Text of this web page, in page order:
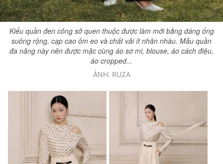
Kiểu quần đen công sở quen thuộc được làm mới bằng dáng ống
suông rộng, cạp cao ôm eo và chất vải ít nhăn nhàu. Mẫu quần
đa năng này nên được mặc cùng áo sơ mi, blouse, áo cách điệu,
áo cropped...
ẢNH: RUZA